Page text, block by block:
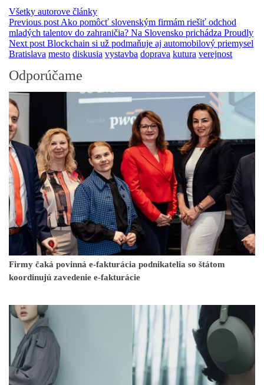
Všetky autorove články
Previous post Ako pomôcť slovenským firmám riešiť odchod
mladých talentov do zahraničia? Na Slovensko prichádza Proudly
Next post Blockchain si už podmaňuje aj automobilový priemysel
Bratislava mesto diskusia vystavba doprava kutura verejnost
Odporúčame
Firmy čaká povinná e-fakturácia podnikatelia so štátom
koordinujú zavedenie e-fakturácie